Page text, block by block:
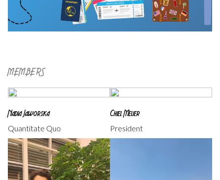
MEMBERS
Nadia Jaworska
Quantitate Quo
Chiel Meijer
President